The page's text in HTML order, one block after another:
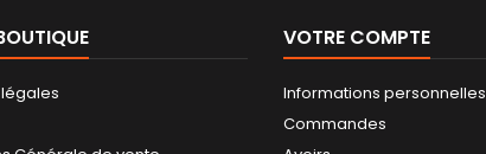
VOTRE COMPTE
Informations personnelles
Commandes